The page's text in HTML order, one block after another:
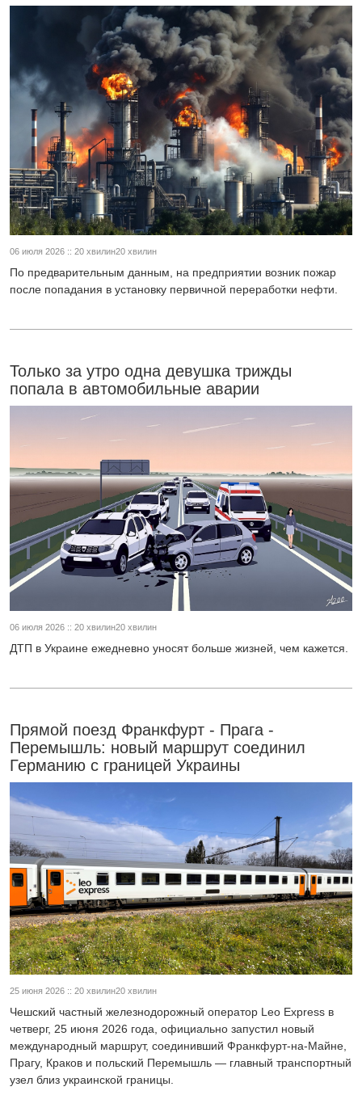
06 июля 2026 :: 20 хвилин20 хвилин
По предварительным данным, на предприятии возник пожар
после попадания в установку первичной переработки нефти.
Только за утро одна девушка трижды
попала в автомобильные аварии
06 июля 2026 :: 20 хвилин20 хвилин
ДТП в Украине ежедневно уносят больше жизней, чем кажется.
Прямой поезд Франкфурт - Прага -
Перемышль: новый маршрут соединил
Германию с границей Украины
25 июня 2026 :: 20 хвилин20 хвилин
Чешский частный железнодорожный оператор Leo Express в
четверг, 25 июня 2026 года, официально запустил новый
международный маршрут, соединивший Франкфурт-на-Майне,
Прагу, Краков и польский Перемышль — главный транспортный
узел близ украинской границы.